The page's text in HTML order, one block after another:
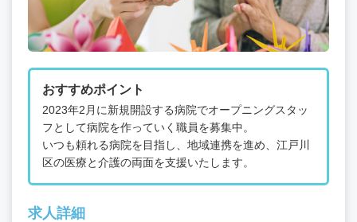
おすすめポイント
2023年2月に新規開設する病院でオープニングスタッ
フとして病院を作っていく職員を募集中。
いつも頼れる病院を目指し、地域連携を進め、江戸川
区の医療と介護の両面を支援いたします。
求人詳細